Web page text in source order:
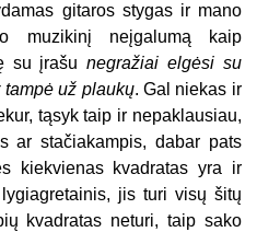
gitaros stygas ir mano
muzikinį neįgalumą kaip
su įrašunegražiai elgėsi su
už plaukų. Gal niekas ir
tąsyk taip ir nepaklausiau,
ar stačiakampis, dabar pats
kiekvienas kvadratas yra ir
jis turi visų šitų
kvadratas neturi, taip sako